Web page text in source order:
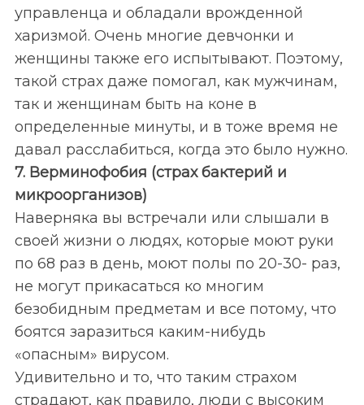
управленца и обладали врожденной
харизмой. Очень многие девчонки и
женщины также его испытывают. Поэтому,
такой страх даже помогал, как мужчинам,
так и женщинам быть на коне в
определенные минуты, и в тоже время не
давал расслабиться, когда это было нужно.
7. Верминофобия (страх бактерий и
микроорганизов)
Наверняка вы встречали или слышали в
своей жизни о людях, которые моют руки
по 68 раз в день, моют полы по 20-30- раз,
не могут прикасаться ко многим
безобидным предметам и все потому, что
боятся заразиться каким-нибудь
«опасным» вирусом.
Удивительно и то, что таким страхом
страдают, как правило, люди с высоким